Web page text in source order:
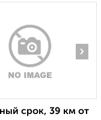
›
срок, 39 км от